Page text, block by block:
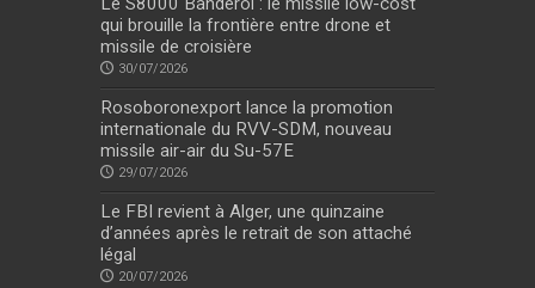
qui brouille la frontière entre drone et
missile de croisière
30/07/2026
Rosoboronexport lance la promotion
internationale du RVV-SDM, nouveau
missile air-air du Su-57E
29/07/2026
Le FBI revient à Alger, une quinzaine
d’années après le retrait de son attaché
légal
20/07/2026